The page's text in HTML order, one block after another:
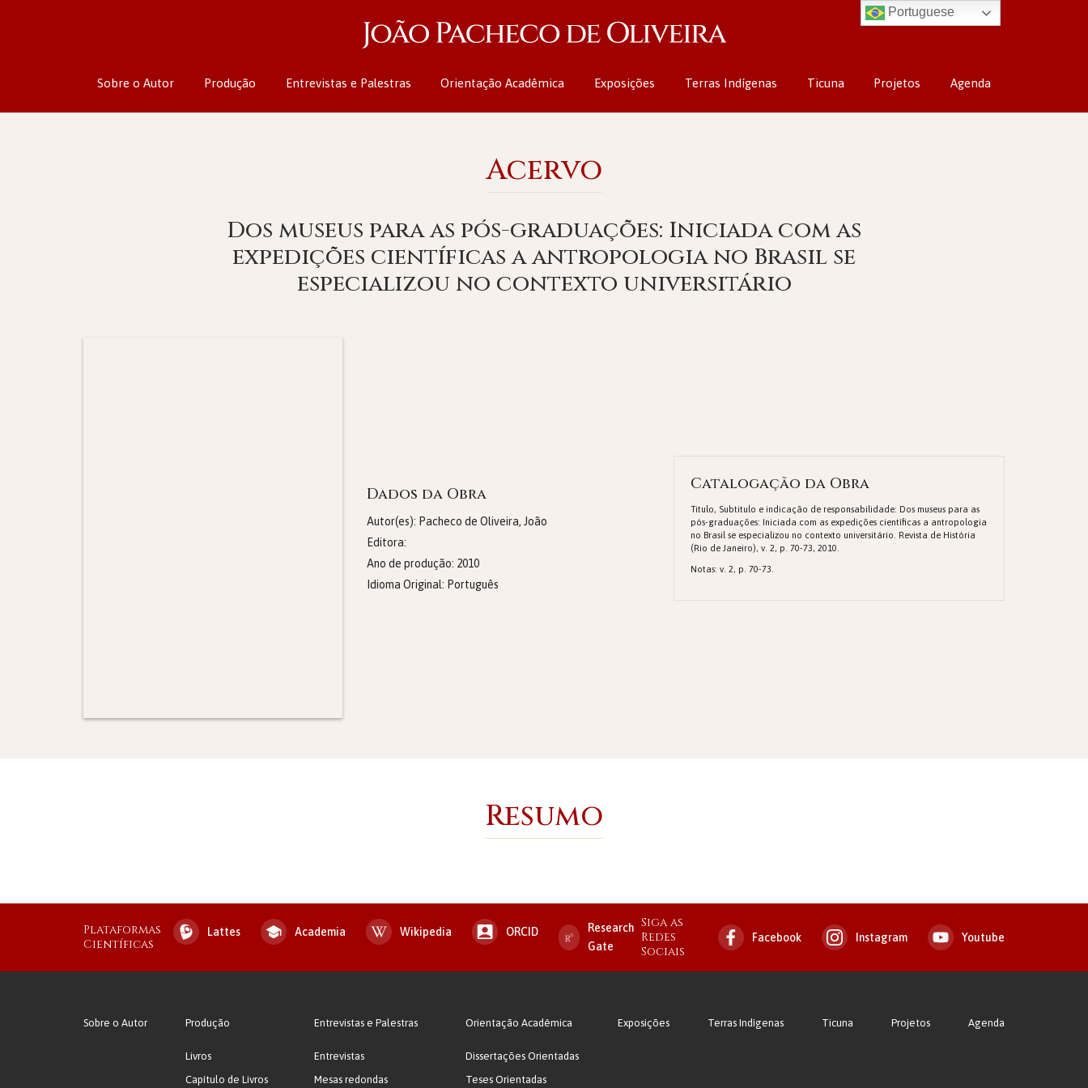
Sobre o Autor Produção Entrevistas e Palestras Orientação Acadêmica Exposições Terras Indígenas Ticuna Projetos Agenda
Acervo
Dos museus para as pós-graduações: Iniciada com as
expedições científicas a antropologia no Brasil se
especializou no contexto universitário
Dados da Obra
Autor(es): Pacheco de Oliveira, João
Editora:
Ano de produção: 2010
Idioma Original: Português
Catalogação da Obra
Titulo, Subtitulo e indicação de responsabilidade: Dos museus para as
pós-graduações: Iniciada com as expedições científicas a antropologia
no Brasil se especializou no contexto universitário. Revista de História
(Rio de Janeiro), v. 2, p. 70-73, 2010.
Notas: v. 2, p. 70-73.
Resumo
Plataformas
Científicas
Lattes Academia Wikipedia ORCID
Research
Gate
Siga as
Redes
Sociais
Facebook Instagram Youtube
Sobre o Autor Produção
Livros
Capítulo de Livros
Entrevistas e Palestras
Entrevistas
Mesas redondas
Orientação Acadêmica
Dissertações Orientadas
Teses Orientadas
Exposições Terras Indígenas Ticuna Projetos Agenda
Portuguese